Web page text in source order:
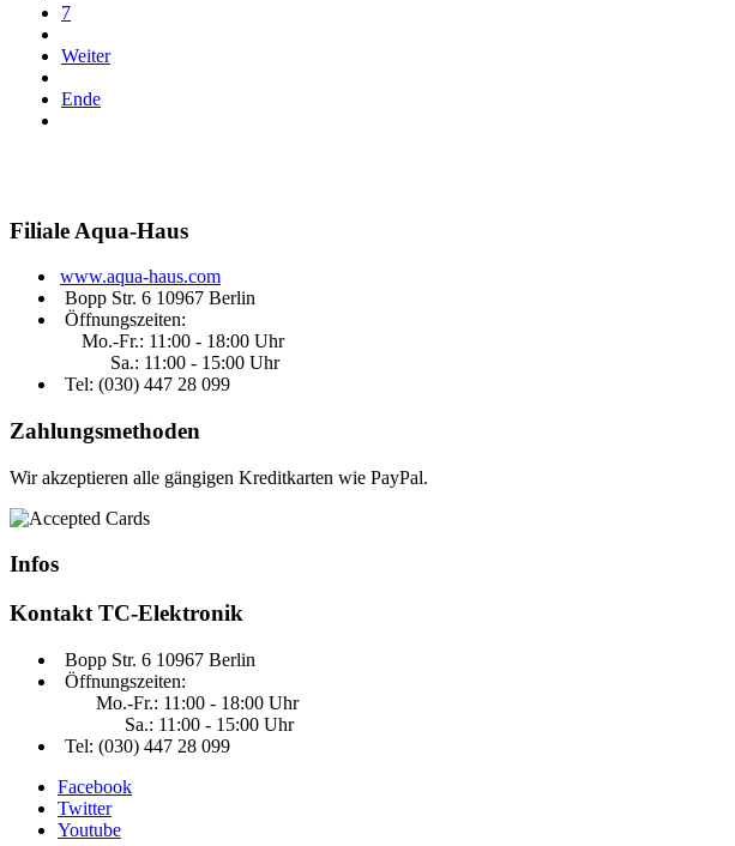
7
Weiter
Ende
Filiale Aqua-Haus
www.aqua-haus.com
Bopp Str. 6 10967 Berlin
Öffnungszeiten:
Mo.-Fr.: 11:00 - 18:00 Uhr
Sa.: 11:00 - 15:00 Uhr
Tel: (030) 447 28 099
Zahlungsmethoden
Wir akzeptieren alle gängigen Kreditkarten wie PayPal.
Infos
Kontakt TC-Elektronik
Bopp Str. 6 10967 Berlin
Öffnungszeiten:
Mo.-Fr.: 11:00 - 18:00 Uhr
Sa.: 11:00 - 15:00 Uhr
Tel: (030) 447 28 099
Facebook
Twitter
Youtube